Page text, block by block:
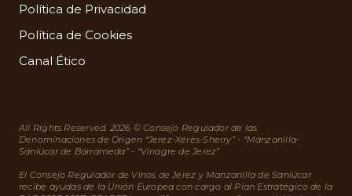
Política de Privacidad
Política de Cookies
Canal Ético
All Rights Reserved. 2026 © Consejo Regulador de las
Denominaciones de Origen “Jerez-Xérès-Sherry” - “Manzanilla-
Sanlúcar de Barrameda” - “Vinagre de Jerez”
El Consejo Regulador de Vinos de Jerez y Manzanilla de Sanlúcar
recibe ayudas de la Unión Europea con cargo al Plan Estratégico de la